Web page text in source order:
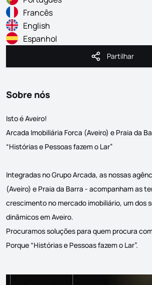
Francês
English
Espanhol
Partilhar
Partilhar
Sobre nós
Isto é Aveiro!
Arcada Imobiliária Forca (Aveiro) e Praia da
“Histórias e Pessoas fazem o Lar”
Integradas no Grupo Arcada, as nossas
(Aveiro) e Praia da Barra - acompanham as
crescimento no mercado imobiliário, um dos
dinâmicos em Aveiro.
Procuramos soluções para quem procura